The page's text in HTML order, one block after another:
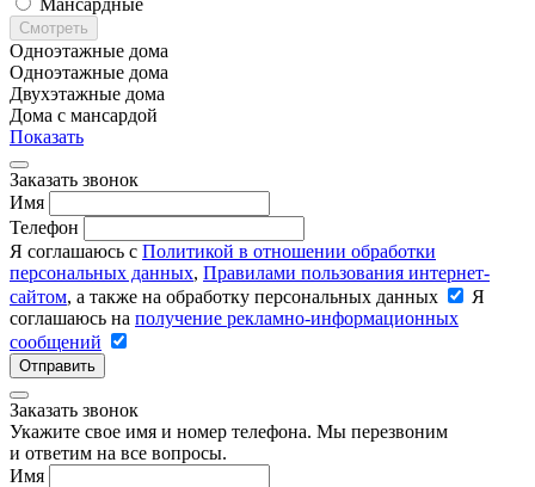
Смотреть
Одноэтажные дома
Одноэтажные дома
Двухэтажные дома
Дома с мансардой
Показать
Заказать звонок
Имя
Телефон
Я соглашаюсь с Политикой в отношении обработки
персональных данных, Правилами пользования интернет-
сайтом, а также на обработку персональных данных
Я
соглашаюсь на получение рекламно-информационных
сообщений
Отправить
Заказать звонок
Укажите свое имя и номер телефона. Мы перезвоним
и ответим на все вопросы.
Имя